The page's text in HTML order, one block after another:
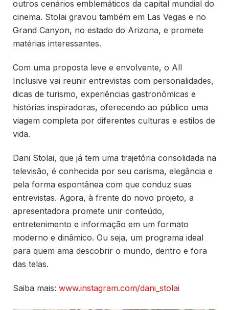
outros cenários emblemáticos da capital mundial do
cinema. Stolai gravou também em Las Vegas e no
Grand Canyon, no estado do Arizona, e promete
matérias interessantes.
Com uma proposta leve e envolvente, o All
Inclusive vai reunir entrevistas com personalidades,
dicas de turismo, experiências gastronômicas e
histórias inspiradoras, oferecendo ao público uma
viagem completa por diferentes culturas e estilos de
vida.
Dani Stolai, que já tem uma trajetória consolidada na
televisão, é conhecida por seu carisma, elegância e
pela forma espontânea com que conduz suas
entrevistas. Agora, à frente do novo projeto, a
apresentadora promete unir conteúdo,
entretenimento e informação em um formato
moderno e dinâmico. Ou seja, um programa ideal
para quem ama descobrir o mundo, dentro e fora
das telas.
Saiba mais: www.instagram.com/dani_stolai